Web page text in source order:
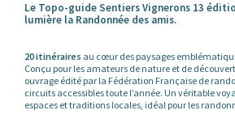
Le Topo-guide Sentiers Vignerons 13
lumière la Randonnée des amis.
20 itinéraires au cœur des paysages
Conçu pour les amateurs de nature et de
ouvrage édité par la Fédération Française de
circuits accessibles toute l’année. Un véritable
espaces et traditions locales, idéal pour les